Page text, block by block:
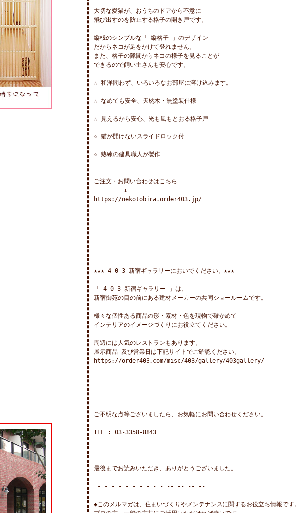
大切な愛猫が、おうちのドアから不意に
飛び出すのを防止する格子の開き戸です。
縦桟のシンプルな「 縦格子 」のデザイン
だからネコが足をかけて登れません。
また、格子の隙間からネコの様子を見ることが
できるので飼い主さんも安心です。
☆ 和洋問わず、いろいろなお部屋に溶け込みます。
☆ なめても安全、天然木・無塗装仕様
☆ 見えるから安心、光も風もとおる格子戸
☆ 猫が開けないスライドロック付
☆ 熟練の建具職人が製作
ご注文・お問い合わせはこちら
↓
https://nekotobira.order403.jp/
★★★ 4 0 3 新宿ギャラリーにおいでください。★★★
「 4 0 3 新宿ギャラリー 」は、
新宿御苑の目の前にある建材メーカーの共同ショールームです。
様々な個性ある商品の形・素材・色を現物で確かめて
インテリアのイメージづくりにお役立てください。
周辺には人気のレストランもあります。
展示商品 及び営業日は下記サイトでご確認ください。
https://order403.com/misc/403/gallery/403gallery/
ご不明な点等ございましたら、お気軽にお問い合わせください。
TEL : 03-3358-8843
最後までお読みいただき、ありがとうございました。
=-=-=-=-=-=-=-=-=-=-=--=--=--=--
◆このメルマガは、住まいづくりやメンテナンスに関するお役立ち情報です